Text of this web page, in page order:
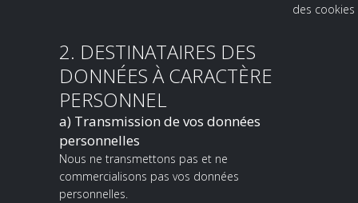
des cookies
2. DESTINATAIRES DES
DONNÉES À CARACTÈRE
PERSONNEL
a) Transmission de vos données
personnelles
Nous ne transmettons pas et ne
commercialisons pas vos données
personnelles.